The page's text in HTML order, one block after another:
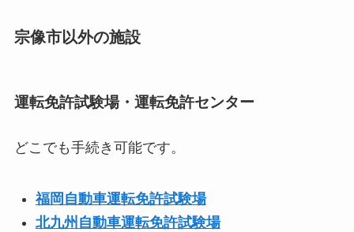
宗像市以外の施設
運転免許試験場・運転免許センター
どこでも手続き可能です。
福岡自動車運転免許試験場
北九州自動車運転免許試験場